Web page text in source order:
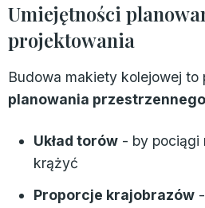
Umiejętności
projektowania
Budowa makiety kolejowej to
planowania przestrzennego
Układ torów - by pociągi
krążyć
Proporcje krajobrazów